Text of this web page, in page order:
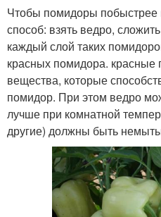
Чтобы помидоры побыстрее
способ: взять ведро,
каждый слой таких
красных помидора.
вещества, которые
помидор. При этом ведро
лучше при комнатной
другие) должны быть